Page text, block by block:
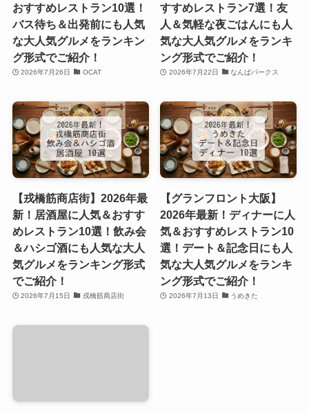
おすすめレストラン10選！
バス待ち＆出発前にも人気
な大人気グルメをランキン
グ形式でご紹介！
2026年7月26日 OCAT
すすめレストラン7選！友
人＆気軽な夜ごはんにも人
気な大人気グルメをランキ
ング形式でご紹介！
2026年7月22日 なんばパークス
【戎橋筋商店街】2026年最
新！居酒屋に人気＆おすす
めレストラン10選！飲み会
＆ハシゴ酒にも人気な大人
気グルメをランキング形式
でご紹介！
2026年7月15日 戎橋筋商店街
【グランフロント大阪】
2026年最新！ディナーに人
気＆おすすめレストラン10
選！デート＆記念日にも人
気な大人気グルメをランキ
ング形式でご紹介！
2026年7月13日 うめきた